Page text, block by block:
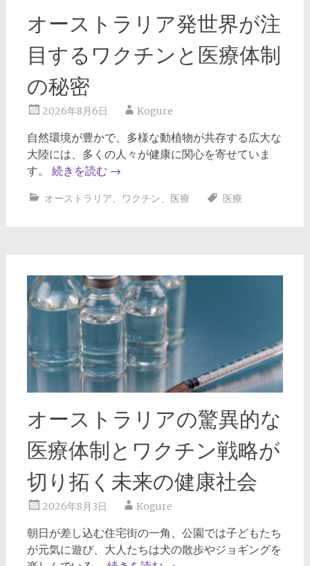
オーストラリア発世界が注
目するワクチンと医療体制
の秘密
2026年8月6日 Kogure
自然環境が豊かで、多様な動植物が共存する広大な
大陸には、多くの人々が健康に関心を寄せていま
す。 続きを読む →
オーストラリア、 ワクチン、 医療 医療
オーストラリアの驚異的な
医療体制とワクチン戦略が
切り拓く未来の健康社会
2026年8月3日 Kogure
朝日が差し込む住宅街の一角、公園では子どもたち
が元気に遊び、大人たちは犬の散歩やジョギングを